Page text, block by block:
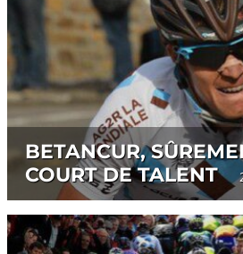
BETANCUR,
COURT DE TALENT